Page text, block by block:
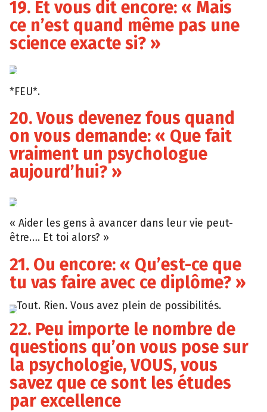
19. Et vous dit encore: « Mais
ce n’est quand même pas une
science exacte si? »
*FEU*.
20. Vous devenez fous quand
on vous demande: « Que fait
vraiment un psychologue
aujourd’hui? »
« Aider les gens à avancer dans leur vie peut-
être…. Et toi alors? »
21. Ou encore: « Qu’est-ce que
tu vas faire avec ce diplôme? »
Tout. Rien. Vous avez plein de possibilités.
22. Peu importe le nombre de
questions qu’on vous pose sur
la psychologie, VOUS, vous
savez que ce sont les études
par excellence